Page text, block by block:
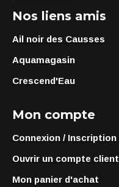
Nos liens amis
Ail noir des Causses
Aquamagasin
Crescend'Eau
Mon compte
Connexion / Inscription
Ouvrir un compte client
Mon panier d'achat